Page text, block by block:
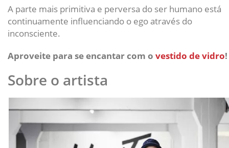
A parte mais primitiva e perversa do ser humano está
continuamente influenciando o ego através do
inconsciente.
Aproveite para se encantar com o vestido de vidro!
Sobre o artista